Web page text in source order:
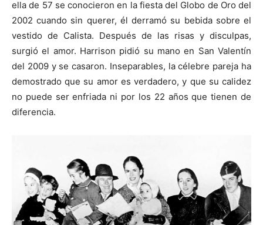
ella de 57 se conocieron en la fiesta del Globo de Oro del
2002 cuando sin querer, él derramó su bebida sobre el
vestido de Calista. Después de las risas y disculpas,
surgió el amor. Harrison pidió su mano en San Valentín
del 2009 y se casaron. Inseparables, la célebre pareja ha
demostrado que su amor es verdadero, y que su calidez
no puede ser enfriada ni por los 22 años que tienen de
diferencia.